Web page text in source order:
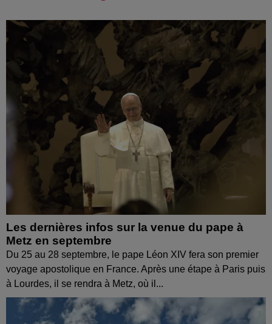
Les dernières infos sur la venue du pape à
Metz en septembre
Du 25 au 28 septembre, le pape Léon XIV fera son premier
voyage apostolique en France. Après une étape à Paris puis
à Lourdes, il se rendra à Metz, où il...